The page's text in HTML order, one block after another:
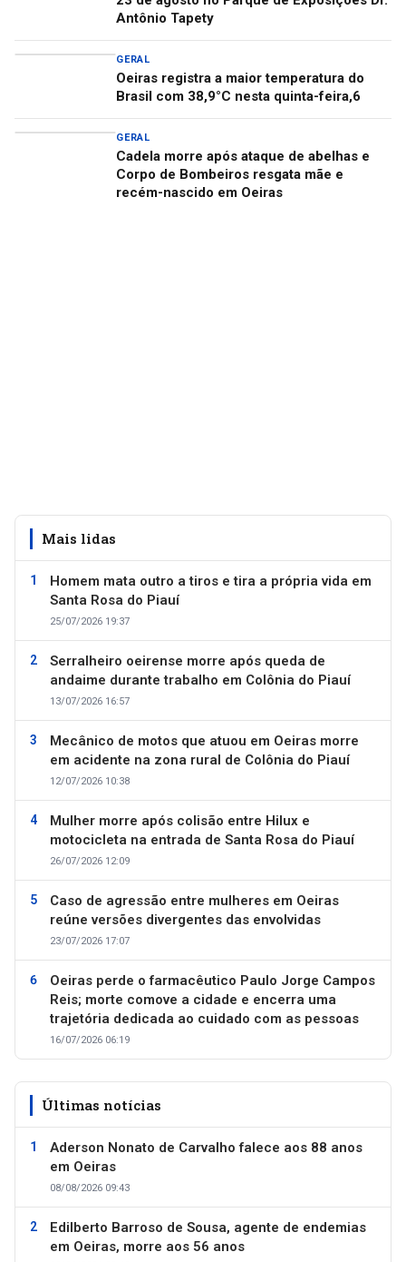
Antônio Tapety
GERAL
Oeiras registra a maior temperatura do
Brasil com 38,9°C nesta quinta-feira,6
GERAL
Cadela morre após ataque de abelhas e
Corpo de Bombeiros resgata mãe e
recém-nascido em Oeiras
Mais lidas
Homem mata outro a tiros e tira a própria vida em
Santa Rosa do Piauí
25/07/2026 19:37
Serralheiro oeirense morre após queda de
andaime durante trabalho em Colônia do Piauí
13/07/2026 16:57
Mecânico de motos que atuou em Oeiras morre
em acidente na zona rural de Colônia do Piauí
12/07/2026 10:38
Mulher morre após colisão entre Hilux e
motocicleta na entrada de Santa Rosa do Piauí
26/07/2026 12:09
Caso de agressão entre mulheres em Oeiras
reúne versões divergentes das envolvidas
23/07/2026 17:07
Oeiras perde o farmacêutico Paulo Jorge Campos
Reis; morte comove a cidade e encerra uma
trajetória dedicada ao cuidado com as pessoas
16/07/2026 06:19
Últimas notícias
Aderson Nonato de Carvalho falece aos 88 anos
em Oeiras
08/08/2026 09:43
Edilberto Barroso de Sousa, agente de endemias
em Oeiras, morre aos 56 anos